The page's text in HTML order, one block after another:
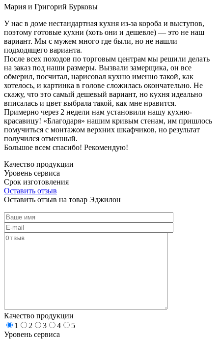
Мария и Григорий Бурковы
У нас в доме нестандартная кухня из-за короба и выступов,
поэтому готовые кухни (хоть они и дешевле) — это не наш
вариант. Мы с мужем много где были, но не нашли
подходящего варианта.
После всех походов по торговым центрам мы решили делать
на заказ под наши размеры. Вызвали замерщика, он все
обмерил, посчитал, нарисовал кухню именно такой, как
хотелось, и картинка в голове сложилась окончательно. Не
скажу, что это самый дешевый вариант, но кухня идеально
вписалась и цвет выбрала такой, как мне нравится.
Примерно через 2 недели нам установили нашу кухню-
красавицу! «Благодаря» нашим кривым стенам, им пришлось
помучиться с монтажом верхних шкафчиков, но результат
получился отменный.
Большое всем спасибо! Рекомендую!
Качество продукции
Уровень сервиса
Срок изготовления
Оставить отзыв
Оставить отзыв на товар Эджилон
Качество продукции
1
2 3 4
5
Уровень сервиса